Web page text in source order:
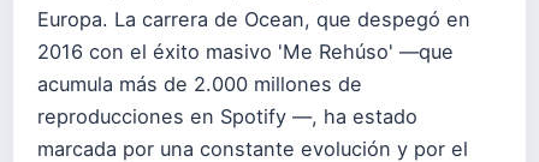
Europa. La carrera de Ocean, que despegó en
2016 con el éxito masivo 'Me Rehúso' —que
acumula más de 2.000 millones de
reproducciones en Spotify —, ha estado
marcada por una constante evolución y por el